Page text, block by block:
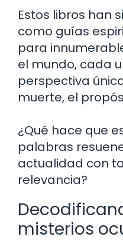
Estos libros han
como guías
para
el mundo, cada
perspectiva
muerte, el
¿Qué hace que
palabras
actualidad con
relevancia?
misterios